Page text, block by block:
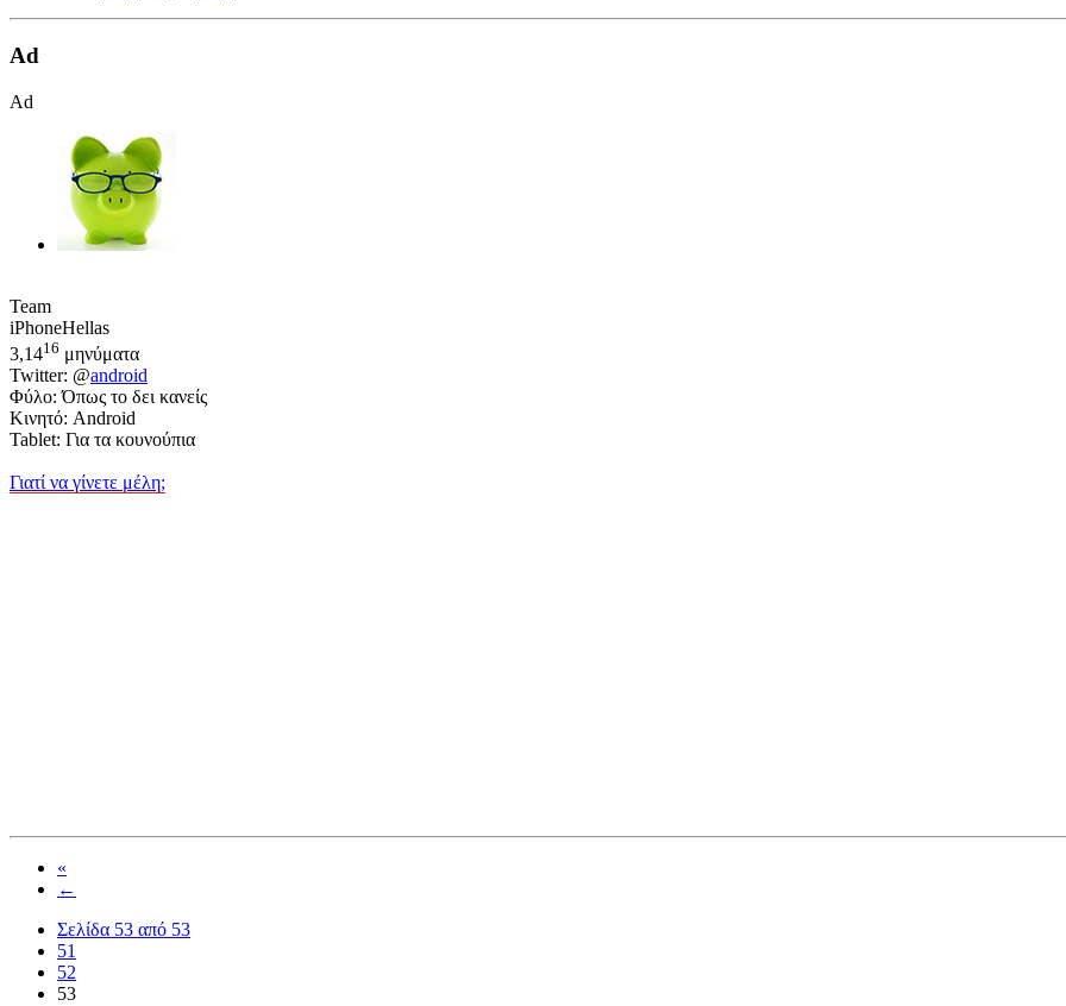
Ad
Ad
Team
iPhoneHellas
3,1416 μηνύματα
Twitter: @android
Φύλο: Όπως το δει κανείς
Κινητό: Android
Tablet: Για τα κουνούπια
Γιατί να γίνετε μέλη;
«
←
Σελίδα 53 από 53
51
52
53